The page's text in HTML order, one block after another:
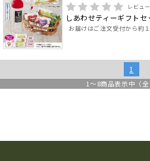
レビュー
しあわせティーギフトセ
お届けはご注文受付から約
1
1～8商品表示中（全